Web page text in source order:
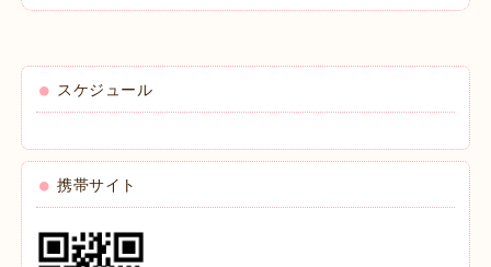
スケジュール
携帯サイト